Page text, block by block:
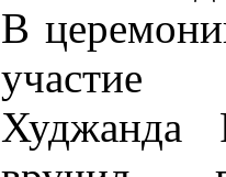
В
участие
Худжанда